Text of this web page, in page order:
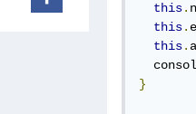
this.
this.
this.
}